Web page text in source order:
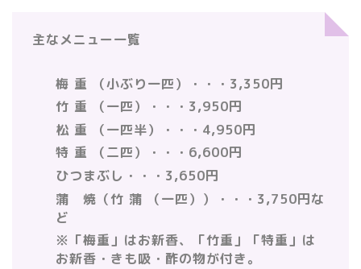
主なメニュー一覧
梅 重 （小ぶり一匹）・・・ 3,350円
竹 重 （一匹）・・・ 3,950円
松 重 （一匹半）・・・ 4,950円
特 重 （二匹）・・・ 6,600円
ひつまぶし・・・ 3,650円
蒲 焼（竹 蒲 （一匹））・・・ 3,750円な
ど
※ 「梅重」はお新香、「竹重」「特重」は
お新香・きも吸・酢の物が付き。